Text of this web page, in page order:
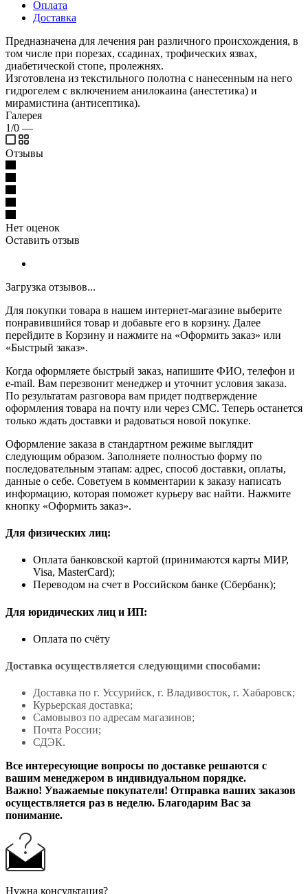
Оплата
Доставка
Предназначена для лечения ран различного происхождения, в
том числе при порезах, ссадинах, трофических язвах,
диабетической стопе, пролежнях.
Изготовлена из текстильного полотна с нанесенным на него
гидрогелем с включением анилокаина (анестетика) и
мирамистина (антисептика).
Галерея
1/0 —
Отзывы
Нет оценок
Оставить отзыв
Загрузка отзывов...
Для покупки товара в нашем интернет-магазине выберите
понравившийся товар и добавьте его в корзину. Далее
перейдите в Корзину и нажмите на «Оформить заказ» или
«Быстрый заказ».
Когда оформляете быстрый заказ, напишите ФИО, телефон и
e-mail. Вам перезвонит менеджер и уточнит условия заказа.
По результатам разговора вам придет подтверждение
оформления товара на почту или через СМС. Теперь останется
только ждать доставки и радоваться новой покупке.
Оформление заказа в стандартном режиме выглядит
следующим образом. Заполняете полностью форму по
последовательным этапам: адрес, способ доставки, оплаты,
данные о себе. Советуем в комментарии к заказу написать
информацию, которая поможет курьеру вас найти. Нажмите
кнопку «Оформить заказ».
Для физических лиц:
Оплата банковской картой (принимаются карты МИР,
Visa, MasterCard);
Переводом на счет в Российском банке (Сбербанк);
Для юридических лиц и ИП:
Оплата по счёту
Доставка осуществляется следующими способами:
Доставка по г. Уссурийск, г. Владивосток, г. Хабаровск;
Курьерская доставка;
Самовывоз по адресам магазинов;
Почта России;
СДЭК.
Все интересующие вопросы по доставке решаются с
вашим менеджером в индивидуальном порядке.
Важно! Уважаемые покупатели! Отправка ваших заказов
осуществляется раз в неделю. Благодарим Вас за
понимание.
Нужна консультация?